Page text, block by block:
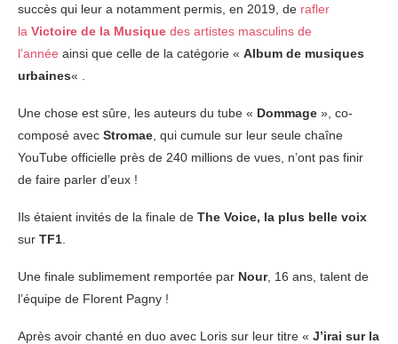
succès qui leur a notamment permis, en 2019, de rafler
la Victoire de la Musique des artistes masculins de
l’année ainsi que celle de la catégorie « Album de musiques
urbaines« .
Une chose est sûre, les auteurs du tube « Dommage », co-
composé avec Stromae , qui cumule sur leur seule chaîne
YouTube officielle près de 240 millions de vues, n’ont pas finir
de faire parler d’eux !
Ils étaient invités de la finale de The Voice, la plus belle voix
sur TF1
Une finale sublimement remportée par Nour, 16 ans, talent de
l’équipe de Florent Pagny !
Après avoir chanté en duo avec Loris sur leur titre « J’irai sur la